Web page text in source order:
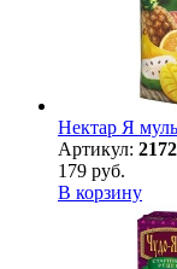
Нектар Я
Артикул:
179 руб.
В корзину